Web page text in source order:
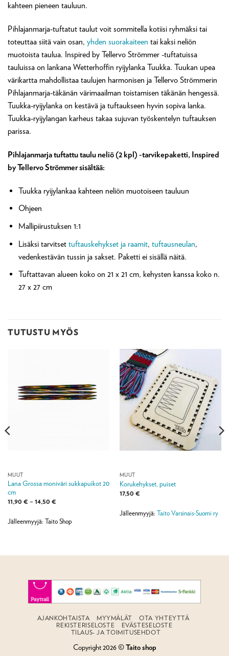
kahteen pieneen tauluun.
Pihlajanmarja-tuftatut taulut voit sommitella kotiisi ryhmäksi tai
toteuttaa siitä vain osan, yhden suorakaiteen tai kaksi neliön
muotoista taulua. Inspired by Tellervo Strömmer -tuftatuissa
tauluissa on lankana Wetterhoffin ryijylanka Tuukka. Tuukan upea
värikartta mahdollistaa taulujen harmonisen ja Tellervo Strömmerin
Pihlajanmarja-täkänän värimaailman toistamisen täkänän hengessä.
Tuukka-ryijylanka on kestävä ja tuftaukseen hyvin sopiva lanka.
Tuukka-ryijylangan karheus takaa sujuvan työskentelyn tuftauksen
parissa.
Pihlajanmarja tuftattu taulu neliö (2 kpl) -tarvikepaketti, Inspired
by Tellervo Strömmer sisältää:
Tuukka ryijylankaa kahteen neliön muotoiseen tauluun
Ohjeen
Mallipiirustuksen 1:1
Lisäksi tarvitset tuftauskehykset ja raamit, tuftausneulan,
vedenkestävän tussin ja sakset. Paketti ei sisällä näitä.
Tuftattavan alueen koko on 21 x 21 cm, kehysten kanssa koko n.
27 x 27 cm
TUTUSTU MYÖS
MUUT
Lana Grossa moniväri sukkapuikot 20
cm
11,90 € – 14,50 €Hintaluokka:
14,50 €
Jälleenmyyjä: Taito Shop
MUUT
Korukehykset, puiset
17,50 €
Jälleenmyyjä: Taito Varsinais-Suomi ry
AJANKOHTAISTA MYYMÄLÄT
OTA YHTEYTTÄ
REKISTERISELOSTE
EVÄSTESELOSTE
TILAUS- JA TOIMITUSEHDOT
Copyright 2026 ©Taito shop